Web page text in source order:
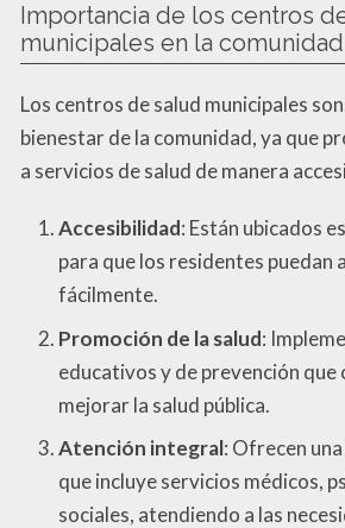
Importancia de los centros
municipales en la comunidad
Los centros de salud municipales
bienestar de la comunidad, ya que
a servicios de salud de manera
Accesibilidad: Están ubicados
para que los residentes puedan
fácilmente.
Promoción de la salud:
educativos y de prevención que
mejorar la salud pública.
Atención integral: Ofrecen
que incluye servicios médicos,
sociales, atendiendo a las